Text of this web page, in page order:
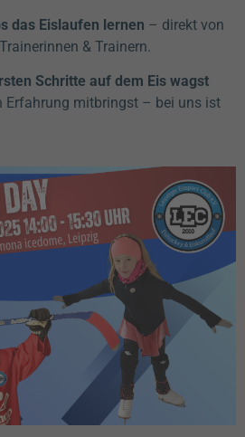
das Eislaufen lernen – direkt von
& Trainern.
Schritte auf dem Eis wagst
Erfahrung mitbringst – bei uns ist